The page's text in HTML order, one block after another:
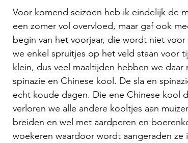
Voor komend seizoen heb ik eindelijk de
een zomer vol overvloed, maar gaf ook
begin van het voorjaar, die wordt niet
we enkel spruitjes op het veld staan voor
klein, dus veel maaltijden hebben we
spinazie en Chinese kool. De sla en
echt koude dagen. Die ene Chinese kool
verloren we alle andere kooltjes aan
breiden en wel met aardperen en
woekeren waardoor wordt aangeraden